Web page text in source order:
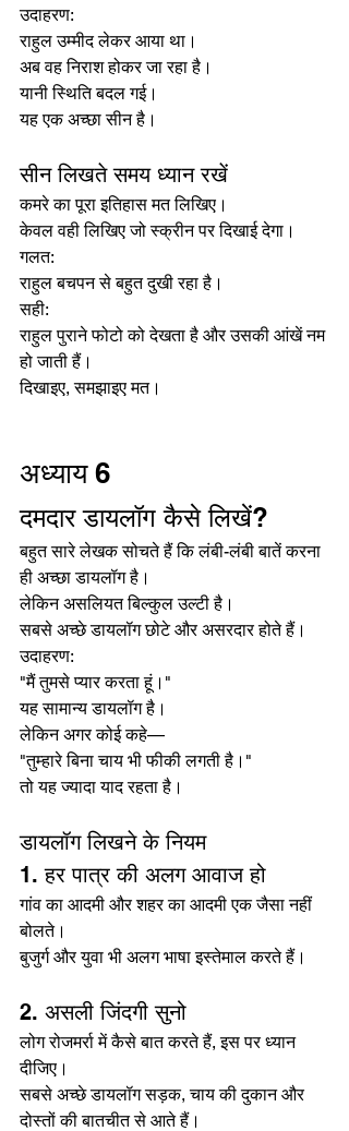
उदाहरण:
राहुल उम्मीद लेकर आया था।
अब वह निराश होकर जा रहा है।
यानी स्थिति बदल गई।
यह एक अच्छा सीन है।
सीन लिखते समय ध्यान रखें
कमरे का पूरा इतिहास मत लिखिए।
केवल वही लिखिए जो स्क्रीन पर दिखाई देगा।
गलत:
राहुल बचपन से बहुत दुखी रहा है।
सही:
राहुल पुराने फोटो को देखता है और उसकी आंखें नम
हो जाती हैं।
दिखाइए, समझाइए मत।
अध्याय 6
दमदार डायलॉग कैसे लिखें?
बहुत सारे लेखक सोचते हैं कि लंबी-लंबी बातें करना
ही अच्छा डायलॉग है।
लेकिन असलियत बिल्कुल उल्टी है।
सबसे अच्छे डायलॉग छोटे और असरदार होते हैं।
उदाहरण:
"मैं तुमसे प्यार करता हूं।"
यह सामान्य डायलॉग है।
लेकिन अगर कोई कहे—
"तुम्हारे बिना चाय भी फीकी लगती है।"
तो यह ज्यादा याद रहता है।
डायलॉग लिखने के नियम
1. हर पात्र की अलग आवाज हो
गांव का आदमी और शहर का आदमी एक जैसा नहीं
बोलते।
बुजुर्ग और युवा भी अलग भाषा इस्तेमाल करते हैं।
2. असली जिंदगी सुनो
लोग रोजमर्रा में कैसे बात करते हैं, इस पर ध्यान
दीजिए।
सबसे अच्छे डायलॉग सड़क, चाय की दुकान और
दोस्तों की बातचीत से आते हैं।